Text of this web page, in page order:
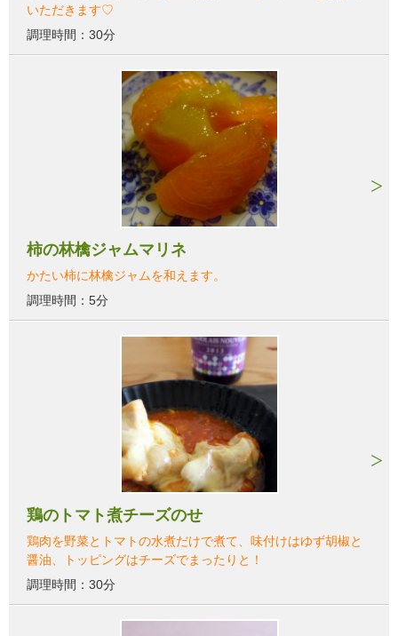
いただきます♡
調理時間：30分
柿の林檎ジャムマリネ
かたい柿に林檎ジャムを和えます。
調理時間：5分
鶏のトマト煮チーズのせ
鶏肉を野菜とトマトの水煮だけで煮て、味付けはゆず胡椒と
醤油、トッピングはチーズでまったりと！
調理時間：30分